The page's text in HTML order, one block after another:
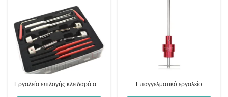
Εργαλεία επιλογής κλειδαρά από
Επαγγελματικό εργαλείο